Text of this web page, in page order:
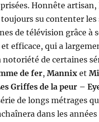
Honnête artisan,
su contenter les
de télévision grâce à
efficace, qui a
notoriété de certaines
de fer,Mannix et
Griffes de la peur –
de longs métrages
dans les années